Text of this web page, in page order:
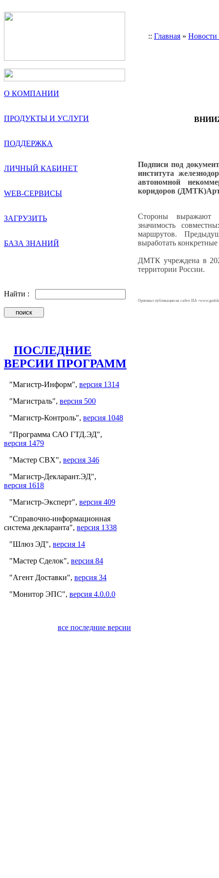
:: Главная »
О КОМПАНИИ
ПРОДУКТЫ И УСЛУГИ
ПОДДЕРЖКА
ЛИЧНЫЙ КАБИНЕТ
WEB-СЕРВИСЫ
ЗАГРУЗИТЬ
БАЗА ЗНАНИЙ
Найти :
ПОСЛЕДНИЕ
ВЕРСИИ ПРОГРАММ
"Магистр-Информ", версия 1314
"Магистраль", версия 500
"Магистр-Контроль", версия 1048
"Программа САО ГТД.ЭД",
версия 1479
"Мастер СВХ", версия 346
"Магистр-Декларант.ЭД",
версия 1618
"Магистр-Эксперт", версия 409
"Справочно-информационная
система декларанта", версия 1338
"Шлюз ЭД", версия 14
"Мастер Сделок", версия 84
"Агент Доставки", версия 34
"Монитор ЭПС", версия 4.0.0.0
все последние версии
Подписи под
института
автономной
коридоров
Стороны выражают
значимость
маршрутов.
выработать
ДМТК учреждена в
территории России.
Оригинал публикации на сайте ИА